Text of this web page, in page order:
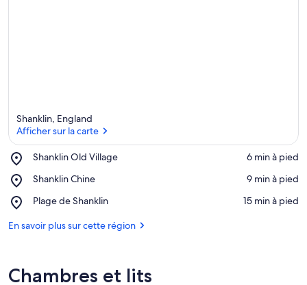
Shanklin, England
Afficher sur la carte
Shanklin Old Village
Place,
Old
‪6 min à pied‬
Shanklin Chine
Place,
Chine
‪9 min à pied‬
Plage de Shanklin
Place,
de
‪15 min à pied‬
En savoir plus sur cette région
Chambres et lits